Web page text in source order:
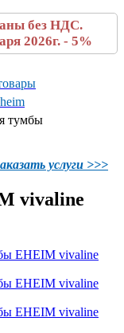
без НДС.
2026г. - 5%
тумбы
услуги >>>
vivaline